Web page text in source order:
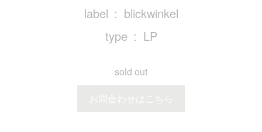
label
blickwinkel
type
LP
sold out
お問合わせはこちら